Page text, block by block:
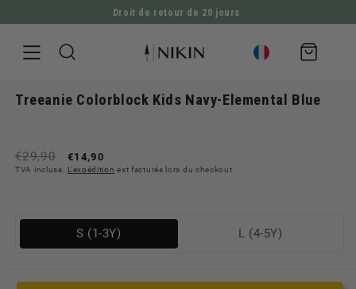
ALLER DIRECTEMENT AU CONTENU
Droit de retour de 20 jours
Panier
d'achat
ALLER À L'INFORMATION SUR LE PRODUIT
Treeanie Colorblock Kids Navy-Elemental Blue
€29,90
Prix
normal
Prix
de
€14,90
TVA incluse. L'expédition est facturée lors du checkout
S (1-3Y) L (4-5Y)